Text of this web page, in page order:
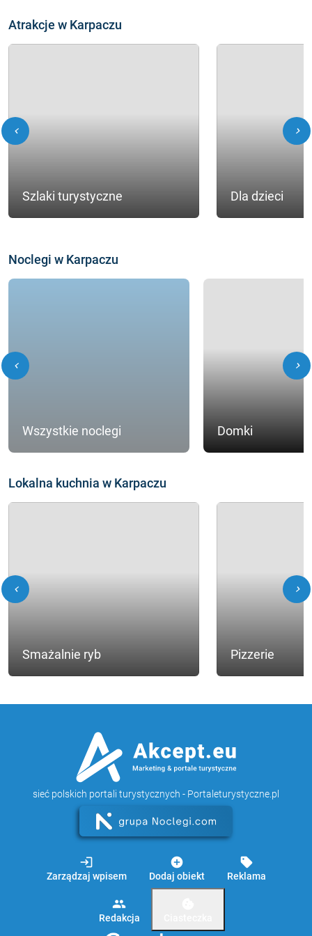
Atrakcje w Karpaczu
Szlaki turystyczne Dla dzieci
chevron_left chevron_right
Noclegi w Karpaczu
Wszystkie noclegi Domki
chevron_left chevron_right
Lokalna kuchnia w Karpaczu
Smażalnie ryb Pizzerie
chevron_left chevron_right
login
Zarządzaj wpisem
add_circle
Dodaj obiekt
sell
Reklama
group
Redakcja
sieć polskich portali turystycznych - Portaleturystyczne.pl